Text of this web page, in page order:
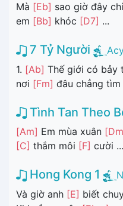
Mà [Eb] sao giờ đây
em [Bb] khóc [D7] ...
7 Tỷ Người
1. [Ab] Thế giới có bảy
nơi [Fm] đâu chẳng
Tình Tan Theo
[Am] Em mùa xuân
[C] thắm môi [F] cười ...
Hong Kong 1
Và giờ anh [E] biết